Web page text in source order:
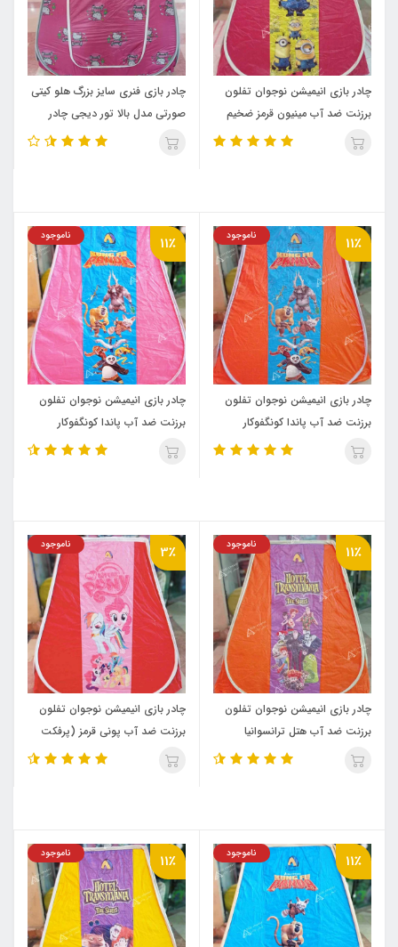
چادر بازی انیمیشن نوجوان تفلون
برزنت ضد آب مینیون قرمز ضخیم
(پرفکت تفلون)
چادر بازی فنری سایز بزرگ هلو کیتی
صورتی مدل بالا تور دیجی چادر
11٪ ناموجود
چادر بازی انیمیشن نوجوان تفلون
برزنت ضد آب پاندا کونگفوکار
نارنجی (پرفکت تفلون)
11٪ ناموجود
چادر بازی انیمیشن نوجوان تفلون
برزنت ضد آب پاندا کونگفوکار
صورتی (پرفکت تفلون)
11٪ ناموجود
چادر بازی انیمیشن نوجوان تفلون
برزنت ضد آب هتل ترانسوانیا
نارنجی (پرفکت تفلون)
3٪ ناموجود
چادر بازی انیمیشن نوجوان تفلون
برزنت ضد آب پونی قرمز (پرفکت
تفلون)
11٪ ناموجود 11٪ ناموجود